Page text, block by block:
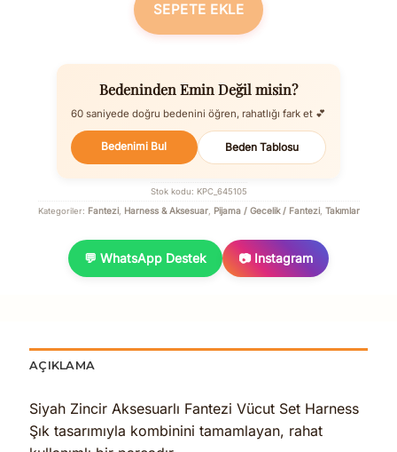
SEPETE EKLE
Bedeninden Emin Değil misin?
60 saniyede doğru bedenini öğren, rahatlığı fark et 💕
Bedenimi Bul Beden Tablosu
Stok kodu: KPC_645105
Kategoriler: Fantezi, Harness & Aksesuar, Pijama / Gecelik / Fantezi, Takımlar
💬 WhatsApp Destek 📷 Instagram
AÇIKLAMA
Siyah Zincir Aksesuarlı Fantezi Vücut Set Harness
Şık tasarımıyla kombinini tamamlayan, rahat